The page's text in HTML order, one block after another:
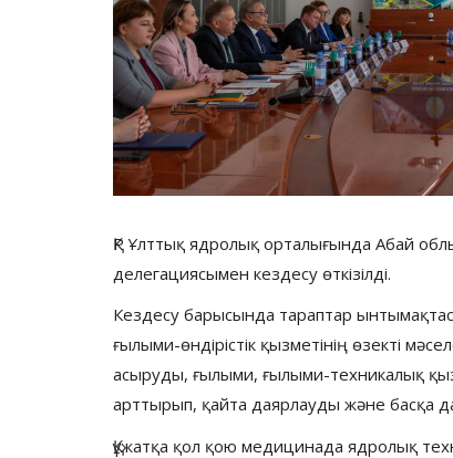
ҚР Ұлттық ядролық орталығында Абай
делегациясымен кездесу өткізілді.
Кездесу барысында тараптар
ғылыми-өндірістік қызметінің өзекті
асыруды, ғылыми, ғылыми-техникалық
арттырып, қайта даярлауды және басқа
Құжатқа қол қою медицинада ядролық